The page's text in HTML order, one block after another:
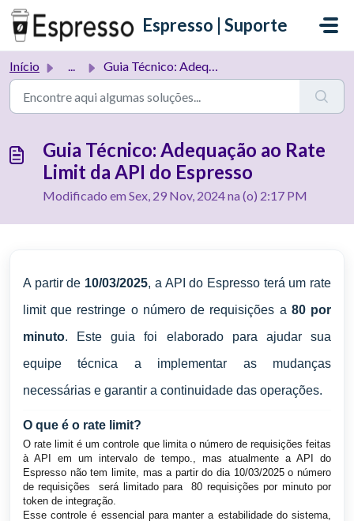
Ir para o conteúdo principal
Espresso | Suporte
Início ... Guia Técnico: Adequação ao Rate Limit da API do Espresso
Guia Técnico: Adequação ao Rate
Limit da API do Espresso
Modificado em Sex, 29 Nov, 2024 na (o) 2:17 PM
A partir de 10/03/2025, a API do Espresso terá um rate
limit que restringe o número de requisições a 80 por
minuto. Este guia foi elaborado para ajudar sua
equipe técnica a implementar as mudanças
necessárias e garantir a continuidade das operações.
O que é o rate limit?
O rate limit é um controle que limita o número de requisições feitas
à API em um intervalo de tempo., mas atualmente a API do
Espresso não tem limite, mas a partir do dia 10/03/2025 o número
de requisições será limitado para 80 requisições por minuto por
token de integração.
Esse controle é essencial para manter a estabilidade do sistema,